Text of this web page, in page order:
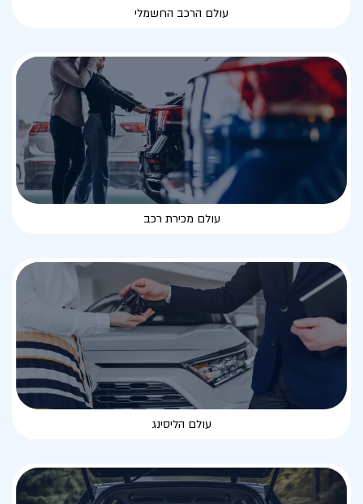
עולם הרכב החשמלי
עולם מכירת רכב
עולם הליסינג